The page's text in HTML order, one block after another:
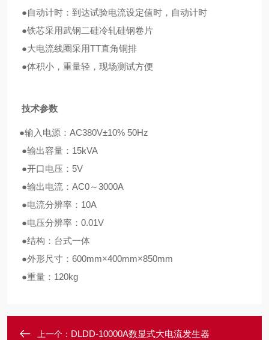
●自动计时：到达试验电流设定值时，自动计时
●铁芯采用武钢二硅冷轧硅钢卷片
●大电流线圈采用TT直角铜排
●体积小，重量轻，现场测试方便
技术参数
●输入电源：AC380V±10% 50Hz
●输出容量：15kVA
●开口电压：5V
●输出电流：AC0～3000A
●电流分辨率：10A
●电压分辨率：0.01V
●结构：台式一体
●外形尺寸：600mm×400mm×850mm
●重量：120kg
上一个： DLDD-10000A数显式大电流发生器